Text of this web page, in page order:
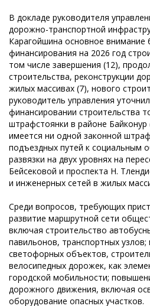
В докладе руководителя
дорожно-транспортной
Карагойшина основное внимание
финансирования на 2026 год
том числе завершения (12),
строительства, реконструкции
жилых массивах (7), нового
руководитель управления
финансировании строительства
штрафстоянки в районе Байконур
имеется ни одной законной
подъездных путей к социальным
развязки на двух уровнях на
Бейсековой и проспекта Н.
и инженерных сетей в жилых
Среди вопросов, требующих
развитие маршрутной сети
включая строительство
павильонов, транспортных узлов;
светофорных объектов,
велосипедных дорожек, как
городской мобильности;
дорожного движения, включая
оборудование опасных участков.